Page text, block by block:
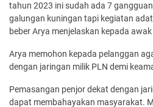
tahun 2023 ini sudah ada 7
galungan kuningan tapi kegiatan
beber Arya menjelaskan kepada
Arya memohon kepada pelanggan
dengan jaringan milik PLN demi
Pemasangan penjor dekat dengan
dapat membahayakan masyarakat.